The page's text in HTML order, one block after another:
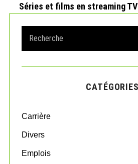
Séries et films en streaming
a
r
o
:
CATÉGORIES
Carrière
Divers
Emplois